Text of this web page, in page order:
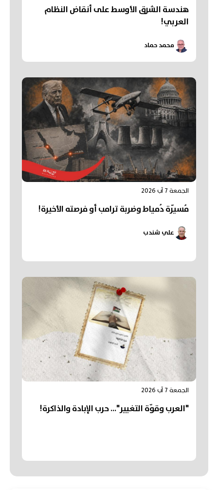
هندسة الشرق الأوسط على أنقاض النظام
العربي!
محمد حماد
الجمعة 7 آب 2026
مُسيّرة دُمياط وضربة ترامب أو فرصته الأخيرة!
علي شندب
الجمعة 7 آب 2026
"العرب وقوّة التغيير"... حرب الإبادة والذاكرة!